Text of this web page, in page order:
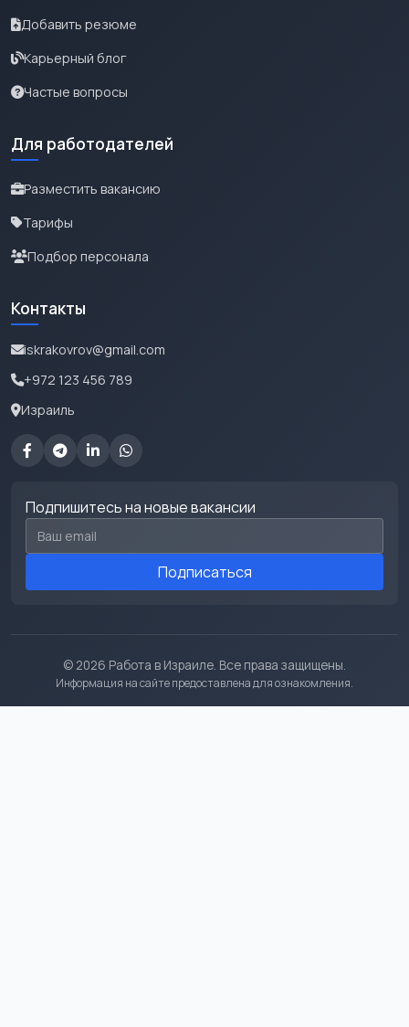
Добавить резюме
Карьерный блог
Частые вопросы
Для работодателей
Разместить вакансию
Тарифы
Подбор персонала
Контакты
iskrakovrov@gmail.com
+972 123 456 789
Израиль
Подпишитесь на новые вакансии
Email для подписки
Подписаться
© 2026 Работа в Израиле. Все права защищены.
Информация на сайте предоставлена для ознакомления.